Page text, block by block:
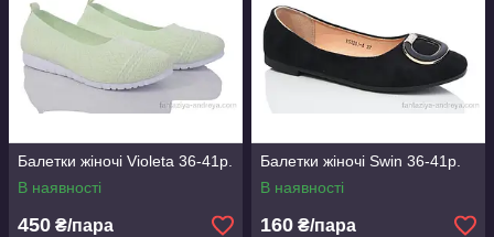
Балетки жіночі Violeta 36-41р.
В наявності
450 ₴/пара
Балетки жіночі Swin 36-41р.
В наявності
160 ₴/пара